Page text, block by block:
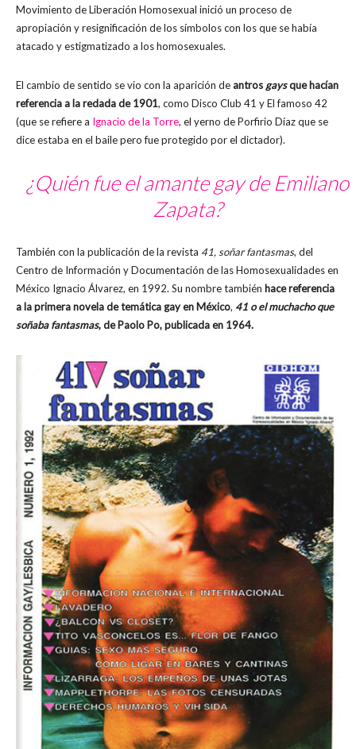
Movimiento de Liberación Homosexual inició un proceso de
apropiación y resignificación de los símbolos con los que se había
atacado y estigmatizado a los homosexuales.
El cambio de sentido se vio con la aparición de antrosgaysque hacían
referencia a la redada de 1901, como Disco Club 41 y El famoso 42
(que se refiere a Ignacio de la Torre, el yerno de Porfirio Díaz que se
dice estaba en el baile pero fue protegido por el dictador).
¿Quién fue el amante gay de Emiliano
Zapata?
También con la publicación de la revista 41, soñar fantasmas, del
Centro de Información y Documentación de las Homosexualidades en
México Ignacio Álvarez, en 1992. Su nombre también hace referencia
a la primera novela de temática gay en México, 41 o el muchacho que
soñaba fantasmas, de Paolo Po, publicada en 1964.